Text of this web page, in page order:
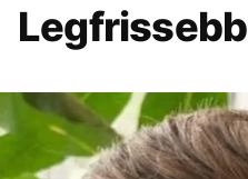
Legfrissebb